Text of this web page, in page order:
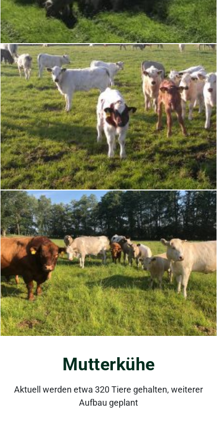
Mutterkühe
Aktuell werden etwa 320 Tiere gehalten, weiterer
Aufbau geplant